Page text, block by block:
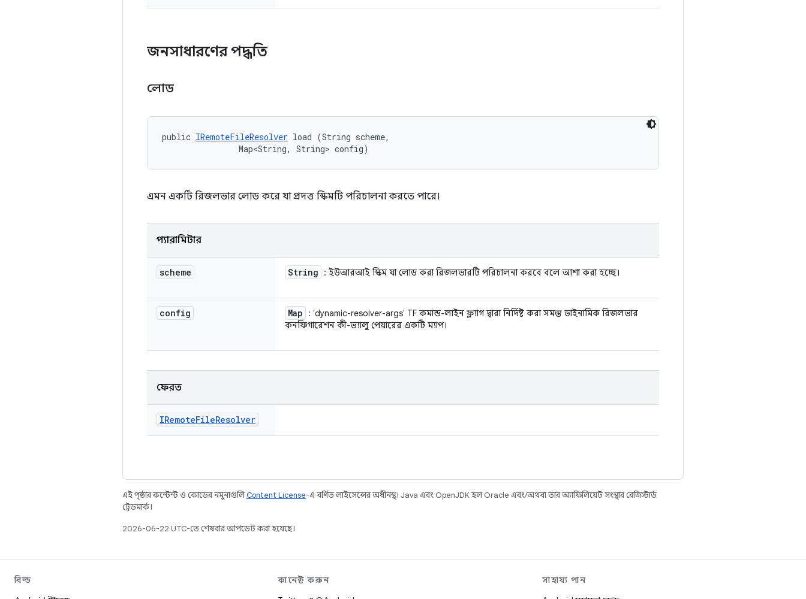
জনসাধারণের পদ্ধতি
লোড
public IRemoteFileResolver load (String scheme,
                Map<String, String> config)
এমন একটি রিজলভার লোড করে যা প্রদত্ত স্কিমটি পরিচালনা করতে পারে।
প্যারামিটার
scheme String : ইউআরআই স্কিম যা লোড করা রিজলভারটি পরিচালনা করবে বলে আশা করা হচ্ছে।
config Map
: 'dynamic-resolver-args' TF কমান্ড-লাইন ফ্ল্যাগ দ্বারা নির্দিষ্ট করা সমস্ত ডাইনামিক রিজলভার
কনফিগারেশন কী-ভ্যালু পেয়ারের একটি ম্যাপ।
ফেরত
IRemoteFileResolver
এই পৃষ্ঠার কন্টেন্ট ও কোডের নমুনাগুলিContent License-এ বর্ণিত লাইসেন্সের অধীনস্থ। Java এবং OpenJDK হল Oracle এবং/অথবা তার অ্যাফিলিয়েট সংস্থার রেজিস্টার্ড
ট্রেডমার্ক।
2026-06-22 UTC-তে শেষবার আপডেট করা হয়েছে।
বিল্ড
কানেক্ট করুন
সাহায্য পান